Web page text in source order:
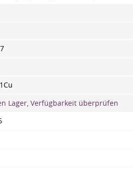
Lager, Verfügbarkeit überprüfen